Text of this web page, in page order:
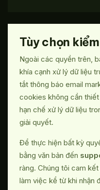
Tùy chọn
Ngoài các quyền trên,
khía cạnh xử lý dữ liệu
tắt thông báo email
cookies không cần
hạn chế xử lý dữ liệu
giải quyết.
Để thực hiện bất kỳ
bằng văn bản đến
ràng. Chúng tôi cam
làm việc kể từ khi nhận